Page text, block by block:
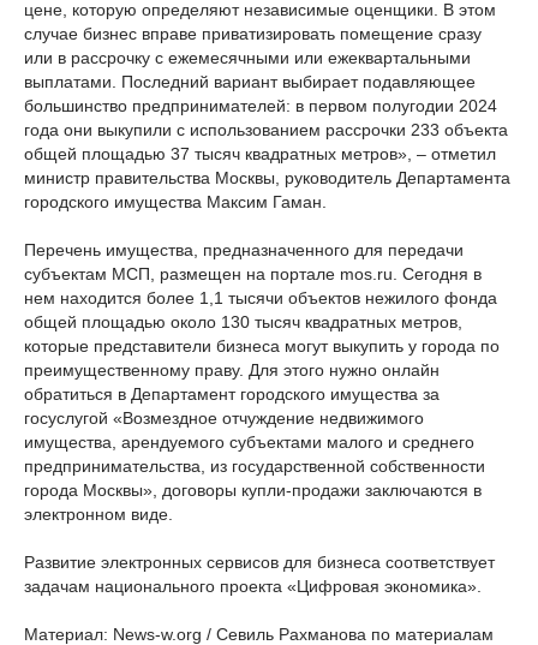
цене, которую определяют независимые оценщики. В этом
случае бизнес вправе приватизировать помещение сразу
или в рассрочку с ежемесячными или ежеквартальными
выплатами. Последний вариант выбирает подавляющее
большинство предпринимателей: в первом полугодии 2024
года они выкупили с использованием рассрочки 233 объекта
общей площадью 37 тысяч квадратных метров», – отметил
министр правительства Москвы, руководитель Департамента
городского имущества Максим Гаман.
Перечень имущества, предназначенного для передачи
субъектам МСП, размещен на портале mos.ru. Сегодня в
нем находится более 1,1 тысячи объектов нежилого фонда
общей площадью около 130 тысяч квадратных метров,
которые представители бизнеса могут выкупить у города по
преимущественному праву. Для этого нужно онлайн
обратиться в Департамент городского имущества за
госуслугой «Возмездное отчуждение недвижимого
имущества, арендуемого субъектами малого и среднего
предпринимательства, из государственной собственности
города Москвы», договоры купли-продажи заключаются в
электронном виде.
Развитие электронных сервисов для бизнеса соответствует
задачам национального проекта «Цифровая экономика».
Материал: News-w.org / Севиль Рахманова по материалам